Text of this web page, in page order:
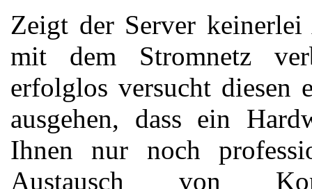
Zeigt der Server
mit dem Stromnetz
erfolglos versucht diesen
ausgehen, dass ein
Ihnen nur noch
Austausch von